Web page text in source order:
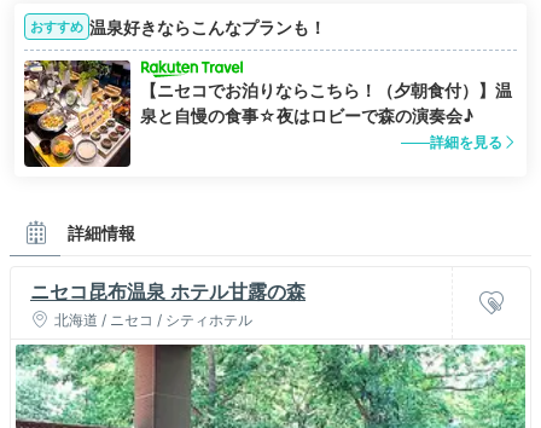
おすすめ 温泉好きならこんなプランも！
【ニセコでお泊りならこちら！（夕朝食付）】温
泉と自慢の食事☆夜はロビーで森の演奏会♪
詳細を見る
詳細情報
ニセコ昆布温泉 ホテル甘露の森
北海道 / ニセコ / シティホテル